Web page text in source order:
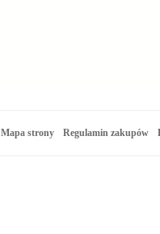
Mapa strony Regulamin zakupów